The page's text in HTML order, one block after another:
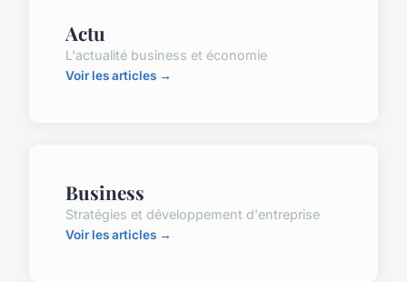
Actu
L'actualité business et économie
Voir les articles →
Business
Stratégies et développement d'entreprise
Voir les articles →